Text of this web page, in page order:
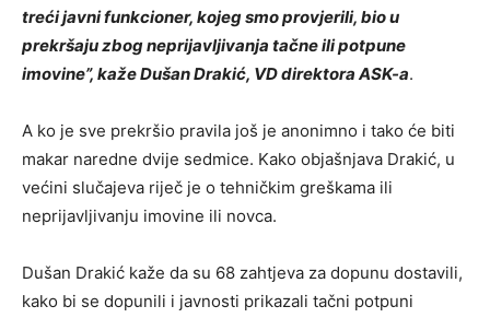
treći javni funkcioner, kojeg smo provjerili, bio u
prekršaju zbog neprijavljivanja tačne ili potpune
imovine”, kaže Dušan Drakić, VD direktora ASK-a.
A ko je sve prekršio pravila još je anonimno i tako će biti
makar naredne dvije sedmice. Kako objašnjava Drakić, u
većini slučajeva riječ je o tehničkim greškama ili
neprijavljivanju imovine ili novca.
Dušan Drakić kaže da su 68 zahtjeva za dopunu dostavili,
kako bi se dopunili i javnosti prikazali tačni potpuni